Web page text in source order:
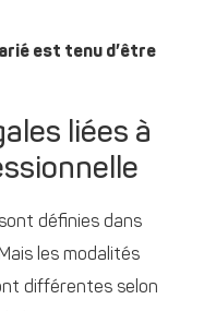
est tenu d’être
liées à
définies dans
les modalités
différentes selon